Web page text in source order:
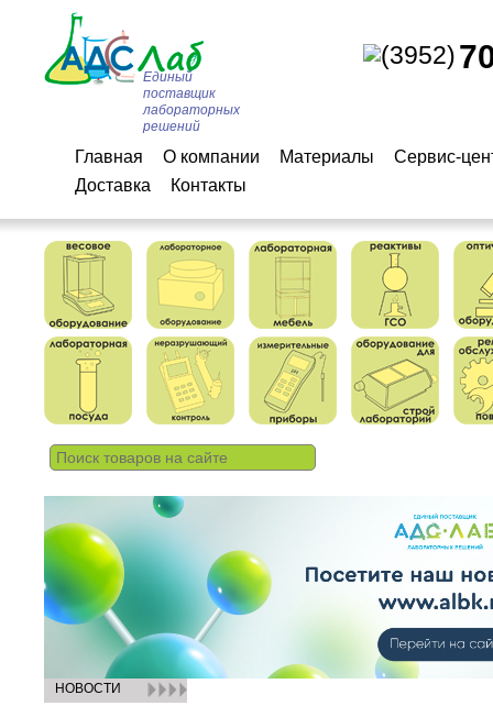
(3952)
Единый
поставщик
лабораторных
решений
Главная О компании Материалы
Сервис-
Доставка
Контакты
НОВОСТИ